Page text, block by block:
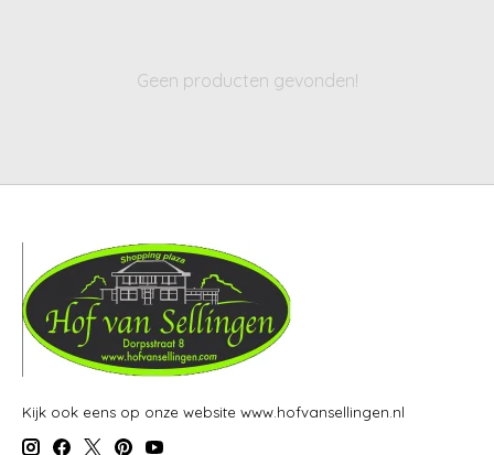
Geen producten gevonden!
Kijk ook eens op onze website www.hofvansellingen.nl